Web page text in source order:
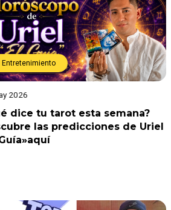
Entretenimiento
2026
dice tu tarot esta semana?
las predicciones de Uriel